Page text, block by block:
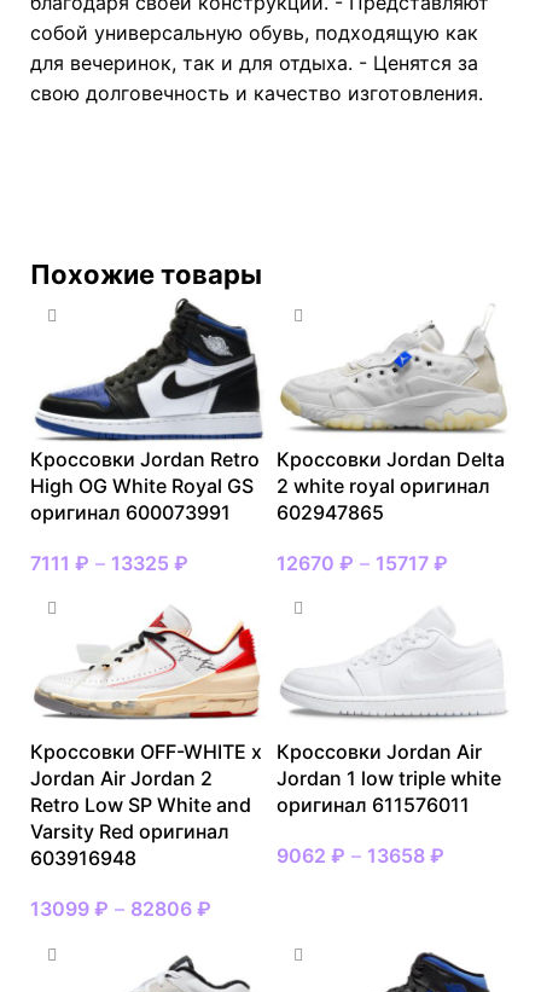
собой универсальную обувь, подходящую как
для вечеринок, так и для отдыха. - Ценятся за
свою долговечность и качество изготовления.
Похожие товары
Кроссовки Jordan Retro
High OG White Royal GS
оригинал 600073991
7111 ₽ – 13325 ₽
Кроссовки Jordan Delta
2 white royal оригинал
602947865
12670 ₽ – 15717 ₽
Кроссовки OFF-WHITE x
Jordan Air Jordan 2
Retro Low SP White and
Varsity Red оригинал
603916948
13099 ₽ – 82806 ₽
Кроссовки Jordan Air
Jordan 1 low triple white
оригинал 611576011
9062 ₽ – 13658 ₽